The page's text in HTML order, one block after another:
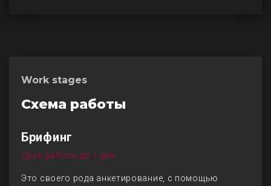
Work stages
Схема работы
Брифинг
Срок работы до 1 дня
Это своего рода анкетирование, с помощью